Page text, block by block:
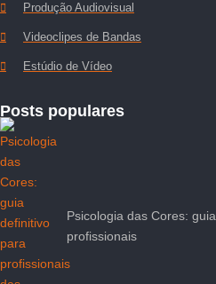
Produção Audiovisual
Videoclipes de Bandas
Estúdio de Vídeo
Posts populares
Psicologia das Cores:
profissionais